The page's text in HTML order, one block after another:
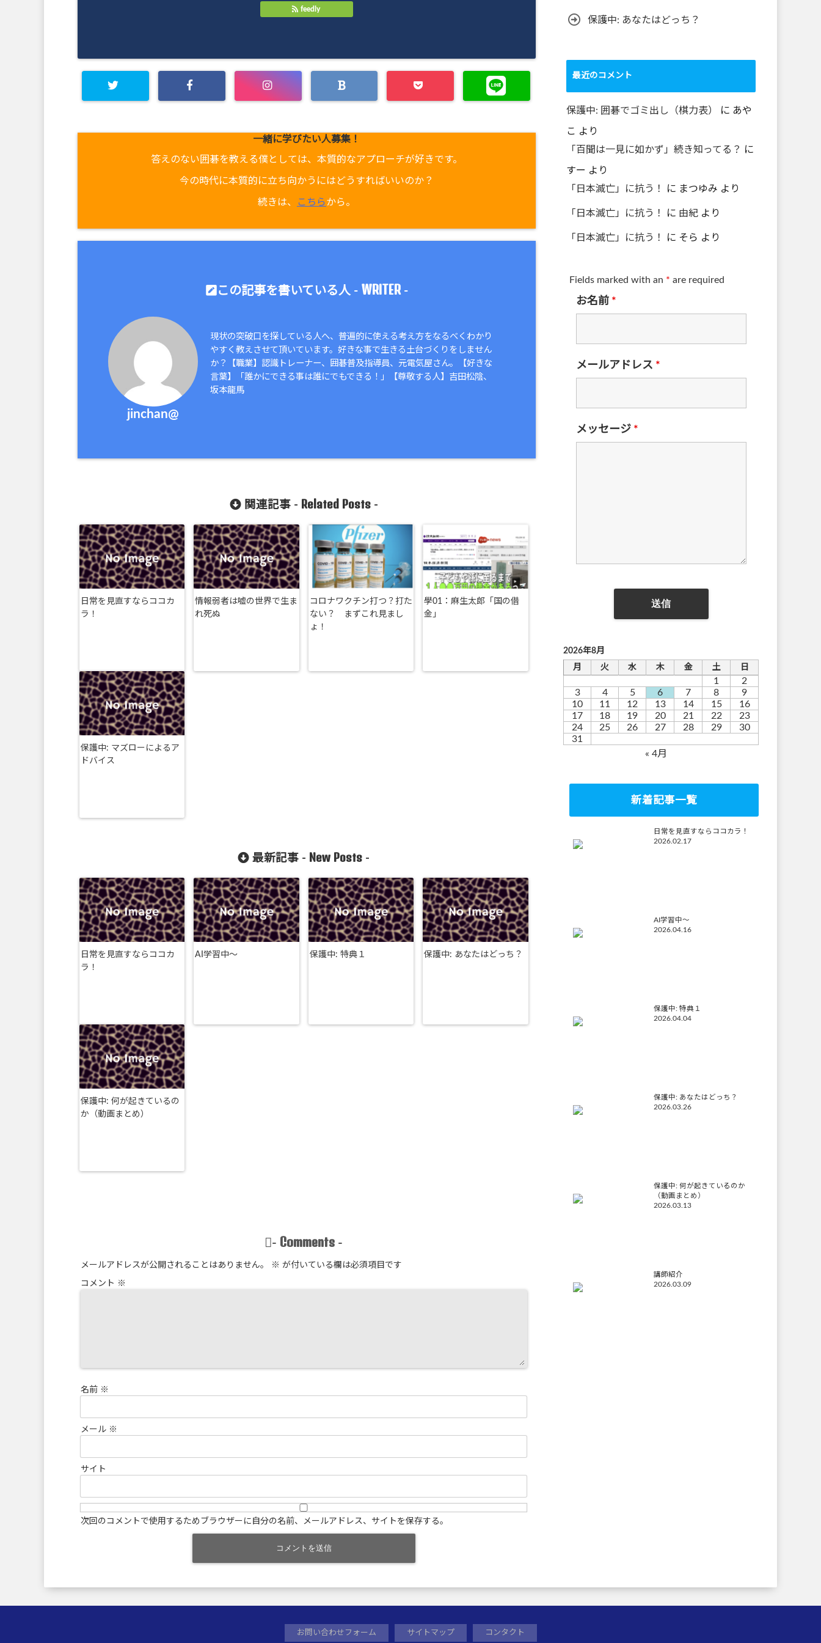
feedly
一緒に学びたい人募集！
答えのない囲碁を教える僕としては、本質的なアプローチが好きです。
今の時代に本質的に立ち向かうにはどうすればいいのか？
続きは、 こちらから。
この記事を書いている人 - WRITER-
jinchan@
現状の突破口を探している人へ、普遍的に使える考え方をなるべくわかり
やすく教えさせて頂いています。好きな事で生きる土台づくりをしません
か？【職業】認識トレーナー、囲碁普及指導員、元電気屋さん。【好きな
言葉】「誰かにできる事は誰にでもできる！」【尊敬する人】吉田松陰、
坂本龍馬
関連記事 - Related Posts-
日常を見直すならココカ
ラ！
情報弱者は嘘の世界で生ま
れ死ぬ
コロナワクチン打つ？打た
ない？ まずこれ見まし
ょ！
學01：麻生太郎「国の借
金」
保護中: マズローによるア
ドバイス
最新記事 - New Posts -
日常を見直すならココカ
ラ！
AI学習中〜 保護中: 特典１ 保護中: あなたはどっち？
保護中: 何が起きているの
か（動画まとめ）
- Comments -
メールアドレスが公開されることはありません。 ※ が付いている欄は必須項目です
コメント ※
名前 ※
メール ※
サイト
次回のコメントで使用するためブラウザーに自分の名前、メールアドレス、サイトを保存する。
保護中: あなたはどっち？
最近のコメント
保護中: 囲碁でゴミ出し（棋力表） に あや
こ より
「百聞は一見に如かず」続き知ってる？
に
すー より
「日本滅亡」に抗う！
に まつゆみ より
「日本滅亡」に抗う！ に 由紀 より
「日本滅亡」に抗う！ に そら より
Fields marked with an * are required
お名前 *
メールアドレス *
メッセージ *
2026年8月
月
火 水 木 金 土 日
1
2
3
4 5 6 7 8
9
10
11 12 13 14 15
16
17
18 19 20 21 22
23
24
25 26 27 28 29
30
31
« 4月
新着記事一覧
日常を見直すならココカラ！
2026.02.17
AI学習中〜
2026.04.16
保護中: 特典１
2026.04.04
保護中: あなたはどっち？
2026.03.26
保護中: 何が起きているのか
（動画まとめ）
2026.03.13
講師紹介
2026.03.09
お問い合わせフォーム サイトマップ コンタクト